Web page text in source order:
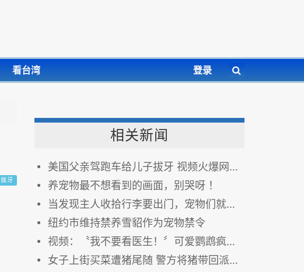
看台湾 登录
拔牙
相关新闻
美国父亲驾跑车给儿子拔牙 视频火爆网络(图)
养宠物最不想看到的画面，别哭呀 ！
当发现主人收拾行李要出门，宠物们就会。。。
纽约市维持禁养雪貂作为宠物禁令
视频：〝我不要看医生！〞可爱鹦鹉疯狂了，主人也傻眼
女子上街买菜遭猪尾随 警方将猪带回派出所饲养